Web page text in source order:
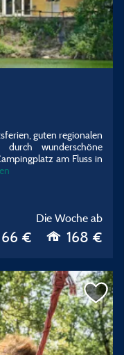
guten regionalen
durch wunderschöne
am Fluss in
Die Woche ab
66 € 168 €